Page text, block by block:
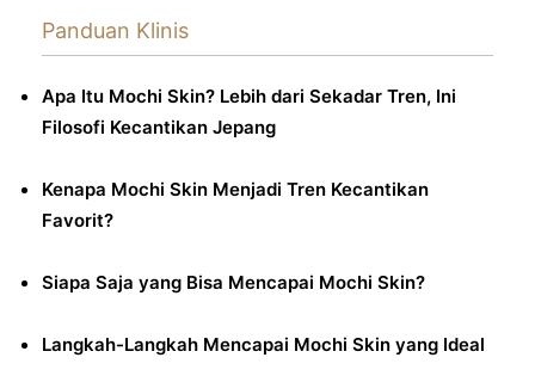
Panduan Klinis
Apa Itu Mochi Skin? Lebih dari Sekadar Tren, Ini
Filosofi Kecantikan Jepang
Kenapa Mochi Skin Menjadi Tren Kecantikan
Favorit?
Siapa Saja yang Bisa Mencapai Mochi Skin?
Langkah-Langkah Mencapai Mochi Skin yang Ideal